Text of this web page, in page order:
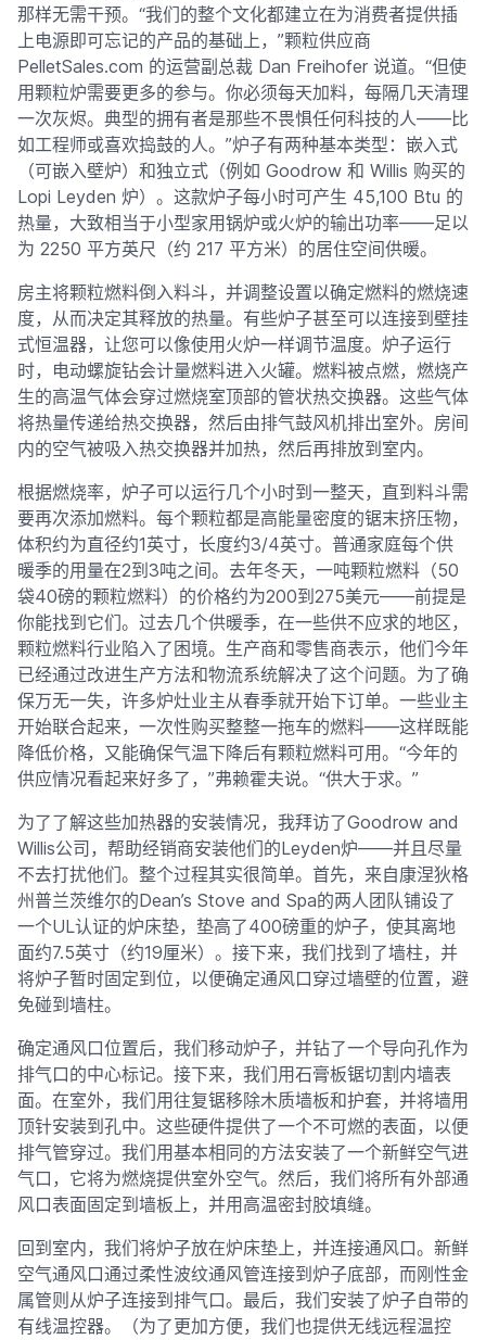
那样无需干预。“我们的整个文化都建立在为消费者提供插
上电源即可忘记的产品的基础上，”颗粒供应商
PelletSales.com 的运营副总裁 Dan Freihofer 说道。“但使
用颗粒炉需要更多的参与。你必须每天加料，每隔几天清理
一次灰烬。典型的拥有者是那些不畏惧任何科技的人——比
如工程师或喜欢捣鼓的人。”炉子有两种基本类型：嵌入式
（可嵌入壁炉）和独立式（例如 Goodrow 和 Willis 购买的
Lopi Leyden 炉）。这款炉子每小时可产生 45,100 Btu 的
热量，大致相当于小型家用锅炉或火炉的输出功率——足以
为 2250 平方英尺（约 217 平方米）的居住空间供暖。
房主将颗粒燃料倒入料斗，并调整设置以确定燃料的燃烧速
度，从而决定其释放的热量。有些炉子甚至可以连接到壁挂
式恒温器，让您可以像使用火炉一样调节温度。炉子运行
时，电动螺旋钻会计量燃料进入火罐。燃料被点燃，燃烧产
生的高温气体会穿过燃烧室顶部的管状热交换器。这些气体
将热量传递给热交换器，然后由排气鼓风机排出室外。房间
内的空气被吸入热交换器并加热，然后再排放到室内。
根据燃烧率，炉子可以运行几个小时到一整天，直到料斗需
要再次添加燃料。每个颗粒都是高能量密度的锯末挤压物，
体积约为直径约1英寸，长度约3/4英寸。普通家庭每个供
暖季的用量在2到3吨之间。去年冬天，一吨颗粒燃料（50
袋40磅的颗粒燃料）的价格约为200到275美元——前提是
你能找到它们。过去几个供暖季，在一些供不应求的地区，
颗粒燃料行业陷入了困境。生产商和零售商表示，他们今年
已经通过改进生产方法和物流系统解决了这个问题。为了确
保万无一失，许多炉灶业主从春季就开始下订单。一些业主
开始联合起来，一次性购买整整一拖车的燃料——这样既能
降低价格，又能确保气温下降后有颗粒燃料可用。“今年的
供应情况看起来好多了，”弗赖霍夫说。“供大于求。”
为了了解这些加热器的安装情况，我拜访了Goodrow and
Willis公司，帮助经销商安装他们的Leyden炉——并且尽量
不去打扰他们。整个过程其实很简单。首先，来自康涅狄格
州普兰茨维尔的Dean’s Stove and Spa的两人团队铺设了
一个UL认证的炉床垫，垫高了400磅重的炉子，使其离地
面约7.5英寸（约19厘米）。接下来，我们找到了墙柱，并
将炉子暂时固定到位，以便确定通风口穿过墙壁的位置，避
免碰到墙柱。
确定通风口位置后，我们移动炉子，并钻了一个导向孔作为
排气口的中心标记。接下来，我们用石膏板锯切割内墙表
面。在室外，我们用往复锯移除木质墙板和护套，并将墙用
顶针安装到孔中。这些硬件提供了一个不可燃的表面，以便
排气管穿过。我们用基本相同的方法安装了一个新鲜空气进
气口，它将为燃烧提供室外空气。然后，我们将所有外部通
风口表面固定到墙板上，并用高温密封胶填缝。
回到室内，我们将炉子放在炉床垫上，并连接通风口。新鲜
空气通风口通过柔性波纹通风管连接到炉子底部，而刚性金
属管则从炉子连接到排气口。最后，我们安装了炉子自带的
有线温控器。（为了更加方便，我们也提供无线远程温控